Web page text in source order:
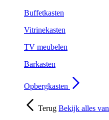
Buffetkasten
Vitrinekasten
TV meubelen
Barkasten
Opbergkasten
Terug Bekijk alles van